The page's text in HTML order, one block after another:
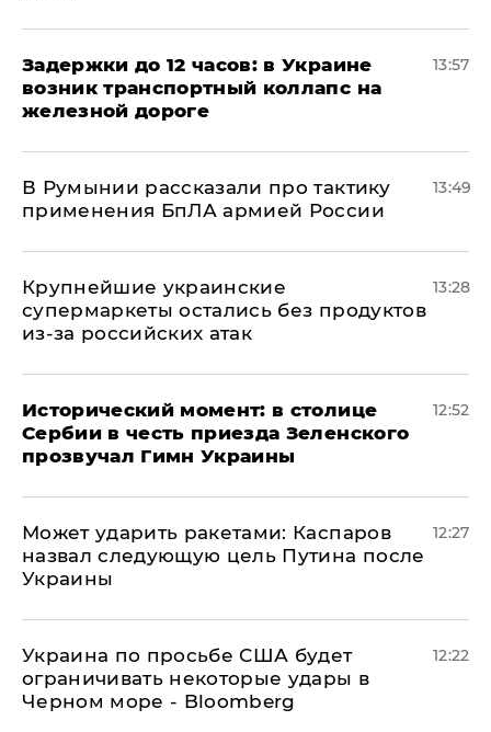
Задержки до 12 часов: в Украине
возник транспортный коллапс на
железной дороге
13:57
В Румынии рассказали про тактику
применения БпЛА армией России
13:49
Крупнейшие украинские
супермаркеты остались без продуктов
из-за российских атак
13:28
Исторический момент: в столице
Сербии в честь приезда Зеленского
прозвучал Гимн Украины
12:52
Может ударить ракетами: Каспаров
назвал следующую цель Путина после
Украины
12:27
Украина по просьбе США будет
ограничивать некоторые удары в
Черном море - Bloomberg
12:22